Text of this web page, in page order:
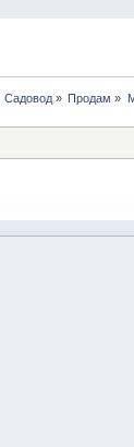
Садовод» Продам »